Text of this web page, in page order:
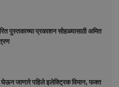
पुस्तकाच्या प्रकाशन सोहळ्यासाठी अमित
घेऊन जाणारे पहिले इलेक्ट्रिक विमान, फक्त